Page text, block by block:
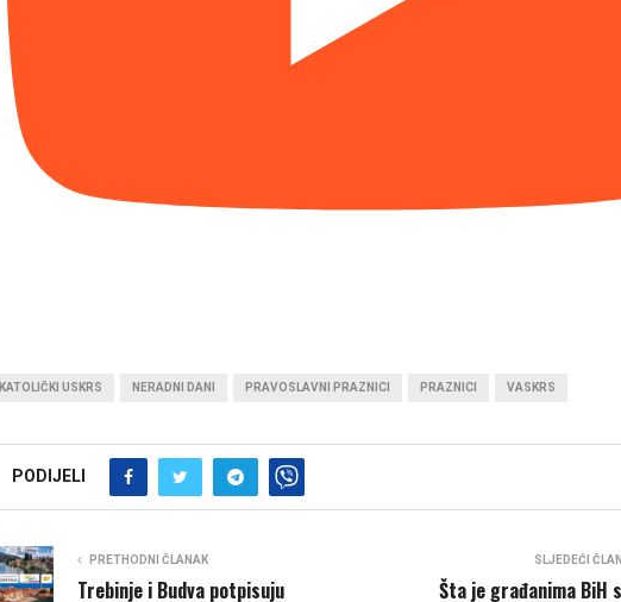
KATOLIČKI USKRS NERADNI DANI PRAVOSLAVNI PRAZNICI PRAZNICI VASKRS
PODIJELI
PRETHODNI ČLANAK
Trebinje i Budva potpisuju
SLJEDEĆI
Šta je građanima BiH